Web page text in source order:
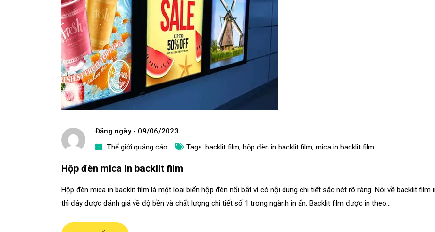
Đăng ngày - 09/06/2023
d
m
i
Thế giới quảng cáo Tags: backlit film, hộp đèn in backlit film, mica in backlit film
Hộp đèn mica in backlit film
Hộp đèn mica in backlit film là một loại biển hộp đèn nổi bật vì có nội dung chi tiết sắc nét rõ ràng. Nói về backlit film
thì đây được đánh giá về độ bền và chất lượng chi tiết số 1 trong ngành in ấn. Backlit film được in theo...